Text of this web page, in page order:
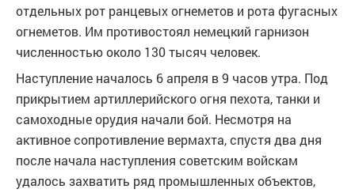
отдельных рот ранцевых огнеметов и рота фугасных
огнеметов. Им противостоял немецкий гарнизон
численностью около 130 тысяч человек.
Наступление началось 6 апреля в 9 часов утра. Под
прикрытием артиллерийского огня пехота, танки и
самоходные орудия начали бой. Несмотря на
активное сопротивление вермахта, спустя два дня
после начала наступления советским войскам
удалось захватить ряд промышленных объектов,